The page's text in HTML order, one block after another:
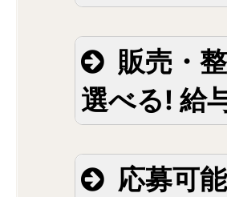
販売・
選べる! 給
応募可